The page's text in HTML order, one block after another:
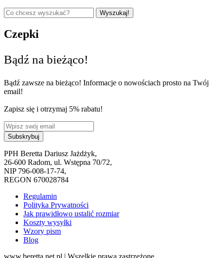
Wyszukaj!
Czepki
Bądź na bieżąco!
Bądź zawsze na bieżąco! Informacje o nowościach prosto na Twój
email!
Zapisz się i otrzymaj 5% rabatu!
PPH Beretta Dariusz Jażdżyk,
26-600 Radom, ul. Wstępna 70/72,
NIP 796-008-17-74,
REGON 670028784
Regulamin
Polityka Prywatności
Jak prawidłowo ustalić rozmiar
Koszty wysyłki
Wzory pism
Blog
www.beretta.net.pl | Wszelkie prawa zastrzeżone